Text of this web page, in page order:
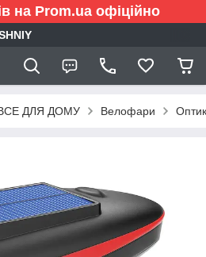
на Prom.ua офіційно
ДЛЯ ДОМУ Велофари